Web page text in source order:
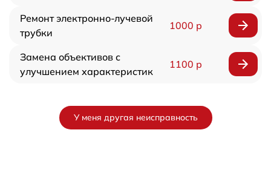
Ремонт электронно-лучевой
трубки
1000 р
Замена объективов с
улучшением характеристик
1100 р
У меня другая неисправность